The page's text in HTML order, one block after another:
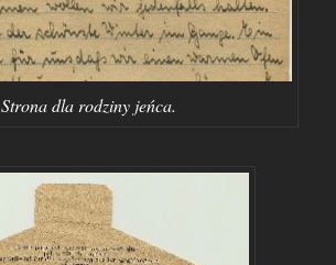
Strona dla rodziny jeńca.